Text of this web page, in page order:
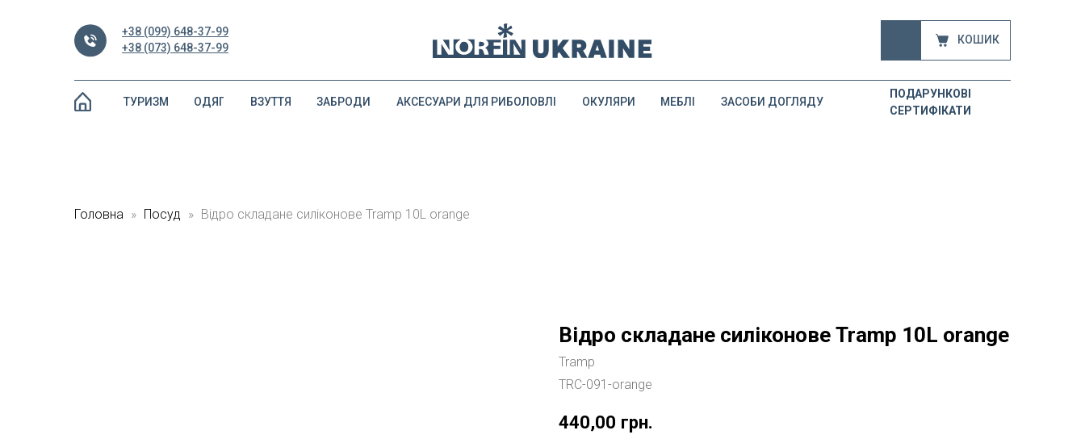
+38 (099) 648-37-99
+38 (073) 648-37-99
КОШИК
ТУРИЗМ ОДЯГ ВЗУТТЯ АКСЕСУАРИ ДЛЯ РИБОЛОВЛІ
ЗАБРОДИ ОКУЛЯРИ МЕБЛІ
ПОДАРУНКОВІ
СЕРТИФІКАТИ
ЗАСОБИ ДОГЛЯДУ
Головна Посуд Відро складане силіконове Tramp 10L orange
Відро складане силіконове Tramp 10L orange
Tramp
TRC-091-orange
440,00 грн.